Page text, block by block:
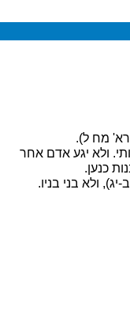
מח ל).
ולא יגע אדם אחר
כנען.
יג), ולא בני בניו.